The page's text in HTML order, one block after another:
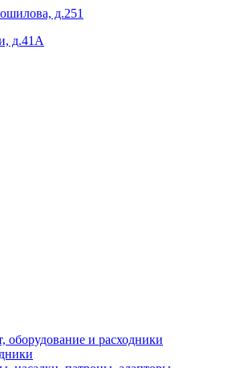
д.251
д.41А
оборудование и расходники